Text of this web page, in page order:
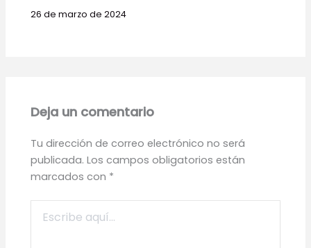
26 de marzo de 2024
Deja un comentario
Tu dirección de correo electrónico no será
publicada. Los campos obligatorios están
marcados con *
aquí...